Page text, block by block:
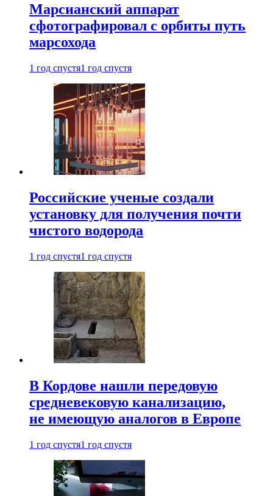
Марсианский аппарат
сфотографировал с орбиты путь
марсохода
1 год спустя1 год спустя
Российские ученые создали
установку для получения почти
чистого водорода
1 год спустя1 год спустя
В Кордове нашли передовую
средневековую канализацию,
не имеющую аналогов в Европе
1 год спустя1 год спустя